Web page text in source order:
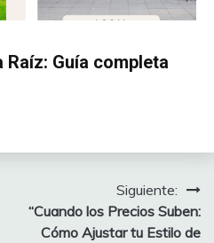
Guía completa
Siguiente:
“Cuando los Precios Suben:
Cómo Ajustar tu Estilo de